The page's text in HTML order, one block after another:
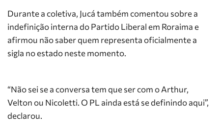
Durante a coletiva, Jucá também comentou sobre a
indefinição interna do Partido Liberal em Roraima e
afirmou não saber quem representa oficialmente a
sigla no estado neste momento.
“Não sei se a conversa tem que ser com o Arthur,
Velton ou Nicoletti. O PL ainda está se definindo aqui”,
declarou.